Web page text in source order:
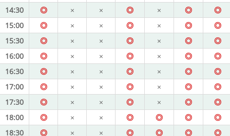
14:30
◎ × × ◎ × ◎
◎
15:00
◎ × × ◎ × ◎
◎
15:30
◎ × × ◎ × ◎
◎
16:00
◎ × × ◎ × ◎
◎
16:30
◎ × × ◎ × ◎
◎
17:00
◎ × × ◎ × ◎
◎
17:30
◎ × × ◎ × ◎
◎
18:00
◎ × × ◎ ◎ ◎
◎
18:30
◎ × × ◎ ◎ ◎
◎